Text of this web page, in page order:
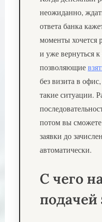
неожиданно,
ответа банка
моменты хочется
и уже вернуться
позволяющие
без визита в
такие ситуации.
потом вы
заявки до
автоматически.
С чего
подачей